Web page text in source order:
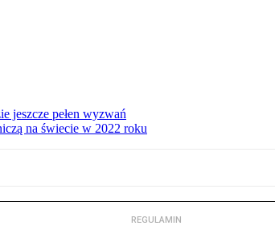
jeszcze pełen wyzwań
na świecie w 2022 roku
REGULAMIN